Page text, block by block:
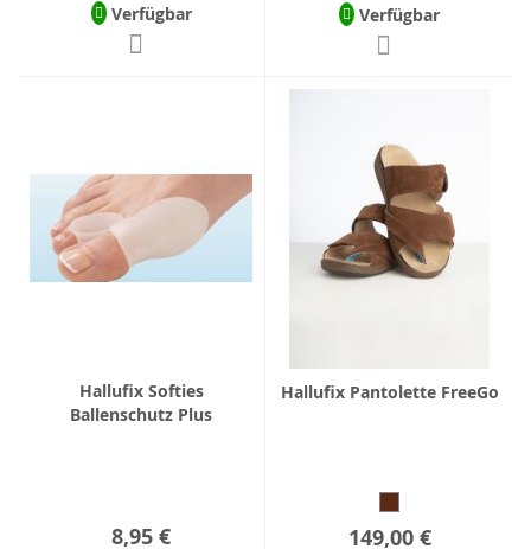
Verfügbar Verfügbar
Hallufix Softies
Ballenschutz Plus
8,95 €
Hallufix Pantolette FreeGo
149,00 €